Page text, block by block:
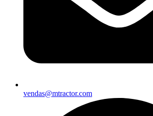
vendas@mtractor.com